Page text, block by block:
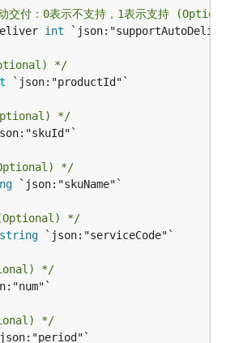
交付：0表示不支持，1表示支持
int
*/
`json:"productId"`
*/
*/
`json:"skuName"`
*/
string `json:"serviceCode"`
*/
*/